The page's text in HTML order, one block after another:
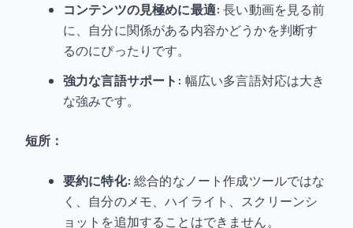
コンテンツの見極めに最適: 長い動画を見る前
に、自分に関係がある内容かどうかを判断す
るのにぴったりです。
強力な言語サポート: 幅広い多言語対応は大き
な強みです。
短所：
要約に特化: 総合的なノート作成ツールではな
く、自分のメモ、ハイライト、スクリーンシ
ョットを追加することはできません。